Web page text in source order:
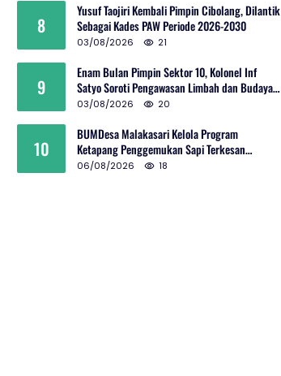
8
Yusuf Taojiri Kembali Pimpin Cibolang, Dilantik
Sebagai Kades PAW Periode 2026-2030
03/08/2026 21
9
Enam Bulan Pimpin Sektor 10, Kolonel Inf
Satyo Soroti Pengawasan Limbah dan Budaya
Kelola Sampah
03/08/2026 20
10
BUMDesa Malakasari Kelola Program
Ketapang Penggemukan Sapi Terkesan
Simpang Siur
06/08/2026 18